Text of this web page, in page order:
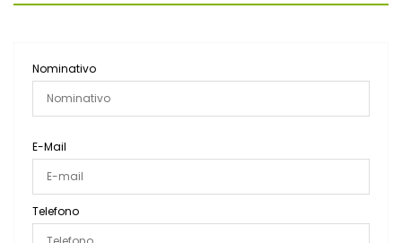
Nominativo
E-Mail
Telefono